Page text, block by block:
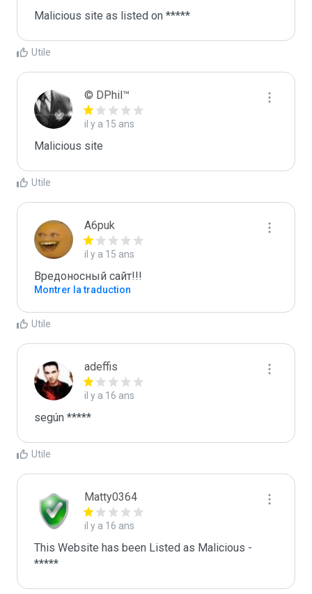
Malicious site as listed on *****
Utile
© DPhil™
il y a 15 ans
Malicious site
Utile
A6puk
il y a 15 ans
Вредоносный сайт!!!
Montrer la traduction
Utile
adeffis
il y a 16 ans
según *****
Utile
Matty0364
il y a 16 ans
This Website has been Listed as Malicious -
*****